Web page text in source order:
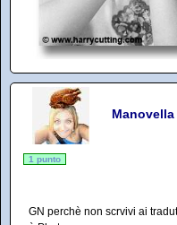
Manovella
1 punto
GN perchè non scrvivi ai